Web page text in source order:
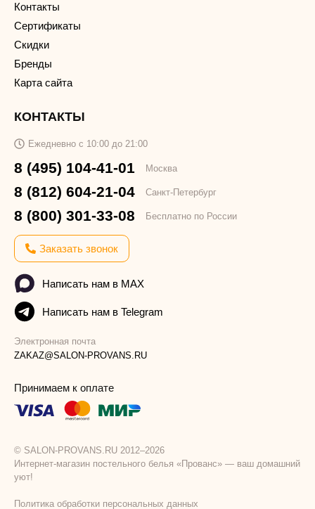
Контакты
Сертификаты
Скидки
Бренды
Карта сайта
КОНТАКТЫ
Ежедневно с 10:00 до 21:00
8 (495) 104-41-01 Москва
8 (812) 604-21-04 Санкт-Петербург
8 (800) 301-33-08 Бесплатно по России
Заказать звонок
Написать нам в MAX
Написать нам в Telegram
Электронная почта
ZAKAZ@SALON-PROVANS.RU
Принимаем к оплате
© SALON-PROVANS.RU 2012–2026
Интернет-магазин постельного белья «Прованс» — ваш домашний
уют!
Политика обработки персональных данных